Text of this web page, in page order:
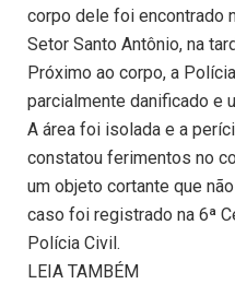
corpo dele foi encontrado
Setor Santo Antônio, na
Próximo ao corpo, a
parcialmente danificado e
A área foi isolada e a
constatou ferimentos no
um objeto cortante que
caso foi registrado na 6ª
Polícia Civil.
LEIA TAMBÉM